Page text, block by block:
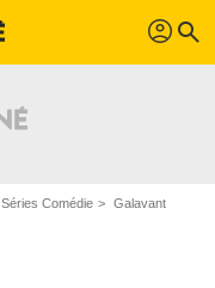
profil search
Séries Comédie Galavant